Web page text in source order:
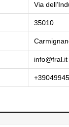
Via
35010
info@fral.it